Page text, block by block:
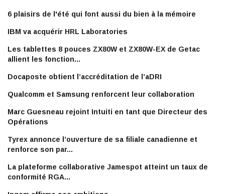
6 plaisirs de l'été qui font aussi du bien à la mémoire
IBM va acquérir HRL Laboratories
Les tablettes 8 pouces ZX80W et ZX80W-EX de Getac
allient les fonction...
Docaposte obtient l’accréditation de l’aDRI
Qualcomm et Samsung renforcent leur collaboration
Marc Guesneau rejoint Intuiti en tant que Directeur des
Opérations
Tyrex annonce l’ouverture de sa filiale canadienne et
renforce son par...
La plateforme collaborative Jamespot atteint un taux de
conformité RGA...